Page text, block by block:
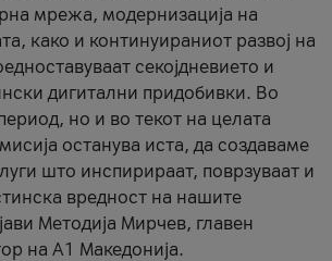
мрежа, модернизација на
како и континуираниот развој на
секојдневието и
дигитални придобивки. Во
но и во текот на целата
останува иста, да создаваме
што инспирираат, поврзуваат и
вредност на нашите
Методија Мирчев, главен
на А1 Македонија.